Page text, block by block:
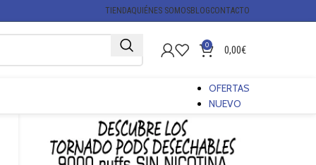
TIENDAQUIÉNES SOMOSBLOGCONTACTO
0 0,00€
OFERTAS
NUEVO